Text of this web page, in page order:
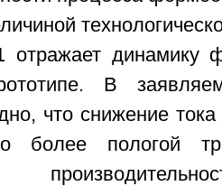
динамику
В
что снижение
более пологой